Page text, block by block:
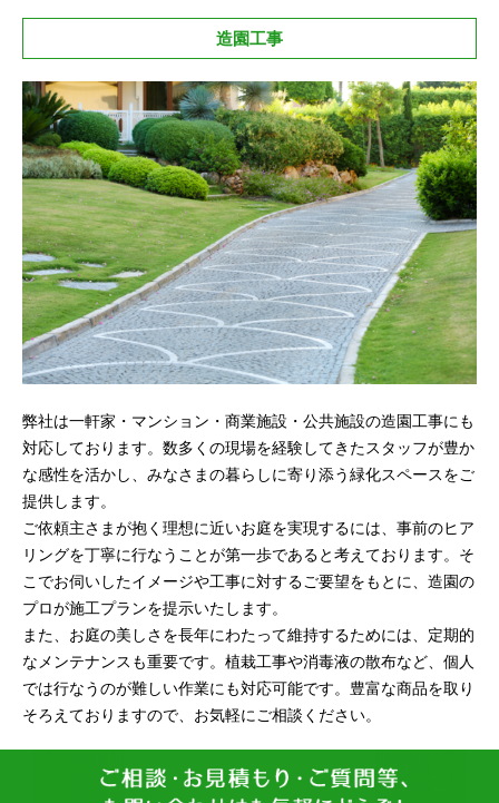
造園工事
弊社は一軒家・マンション・商業施設・公共施設の造園工事にも
対応しております。数多くの現場を経験してきたスタッフが豊か
な感性を活かし、みなさまの暮らしに寄り添う緑化スペースをご
提供します。
ご依頼主さまが抱く理想に近いお庭を実現するには、事前のヒア
リングを丁寧に行なうことが第一歩であると考えております。そ
こでお伺いしたイメージや工事に対するご要望をもとに、造園の
プロが施工プランを提示いたします。
また、お庭の美しさを長年にわたって維持するためには、定期的
なメンテナンスも重要です。植栽工事や消毒液の散布など、個人
では行なうのが難しい作業にも対応可能です。豊富な商品を取り
そろえておりますので、お気軽にご相談ください。